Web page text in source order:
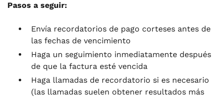
Pasos a seguir:
Envía recordatorios de pago corteses antes de
las fechas de vencimiento
Haga un seguimiento inmediatamente después
de que la factura esté vencida
Haga llamadas de recordatorio si es necesario
(las llamadas suelen obtener resultados más